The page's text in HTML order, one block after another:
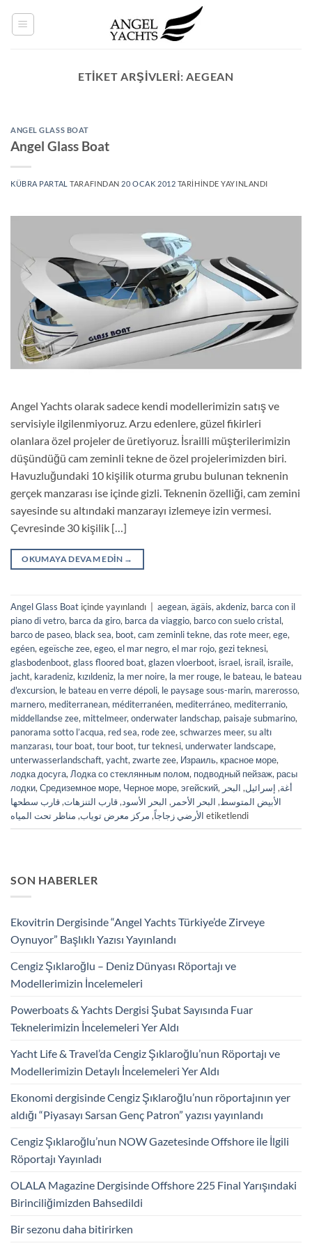
ETIKET ARŞIVLERI:AEGEAN
ANGEL GLASS BOAT
Angel Glass Boat
KÜBRA PARTAL TARAFINDAN 20 OCAK 2012 TARIHINDE YAYINLANDI
Angel Yachts olarak sadece kendi modellerimizin satış ve
servisiyle ilgilenmiyoruz. Arzu edenlere, güzel fikirleri
olanlara özel projeler de üretiyoruz. İsrailli müşterilerimizin
düşündüğü cam zeminli tekne de özel projelerimizden biri.
Havuzluğundaki 10 kişilik oturma grubu bulunan teknenin
gerçek manzarası ise içinde gizli. Teknenin özelliği, cam zemini
sayesinde su altındaki manzarayı izlemeye izin vermesi.
Çevresinde 30 kişilik […]
OKUMAYA DEVAM EDIN →
Angel Glass Boat içinde yayınlandı aegean,ägäis,akdeniz, barca con il
piano di vetro, barca da giro, barca da viaggio, barco con suelo cristal,
barco de paseo, black sea, boot,cam zeminli tekne,das rote meer,ege,
egéen,egeïsche zee,egeo,el mar negro,el mar rojo,gezi teknesi,
glasbodenboot,glass floored boat,glazen vloerboot, israel, israil, israile,
jacht, karadeniz, kızıldeniz, la mer noire, la mer rouge, le bateau, le bateau
d'excursion, le bateau en verre dépoli, le paysage sous-marin, marerosso,
marnero, mediterranean, méditerranéen, mediterráneo, mediterranio,
middellandse zee, mittelmeer,onderwater landschap, paisaje submarino,
panorama sotto l’acqua, red sea, rode zee,schwarzes meer,su altı
manzarası,tour boat,tour boot,tur teknesi,underwater landscape,
unterwasserlandschaft,yacht,zwarte zee, Израиль,красное море,
лодка досуга,Лодка со стеклянным полом, подводный пейзаж,расы
лодки,Средиземное морe, Черное море,эгейский, أغة, إسرائيل, البحر
الأبيض المتوسط, البحر الأحمر , البحر الأسود,قارب التنزهات,قارب سطحها
الأرضي زجاجاً, مركز معرض توياب, مناظر تحت المياه etiketlendi
SON HABERLER
Ekovitrin Dergisinde “Angel Yachts Türkiye’de Zirveye
Oynuyor” Başlıklı Yazısı Yayınlandı
Cengiz Şıklaroğlu – Deniz Dünyası Röportajı ve
Modellerimizin İncelemeleri
Powerboats & Yachts Dergisi Şubat Sayısında Fuar
Teknelerimizin İncelemeleri Yer Aldı
Yacht Life & Travel’da Cengiz Şıklaroğlu’nun Röportajı ve
Modellerimizin Detaylı İncelemeleri Yer Aldı
Ekonomi dergisinde Cengiz Şıklaroğlu’nun röportajının yer
aldığı “Piyasayı Sarsan Genç Patron” yazısı yayınlandı
Cengiz Şıklaroğlu’nun NOW Gazetesinde Offshore ile İlgili
Röportajı Yayınladı
OLALA Magazine Dergisinde Offshore 225 Final Yarışındaki
Birinciliğimizden Bahsedildi
Bir sezonu daha bitirirken